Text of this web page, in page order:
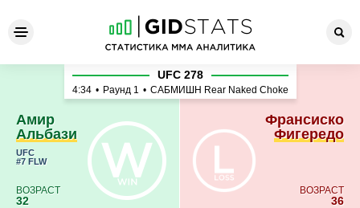
Амир Альбази - Франсиско
Амир
Альбази
UFC
#7 FLW
ВОЗРАСТ
32
UFC 278
4:34 • Раунд 1 • САБМИШН Rear Naked Choke
Франсиско
Фигередо
ВОЗРАСТ
36